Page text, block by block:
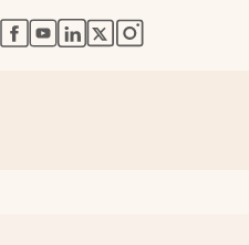
abre en nueva pestaña
abre en nueva pestaña
abre en nueva pestaña
abre en nueva
abre en nueva